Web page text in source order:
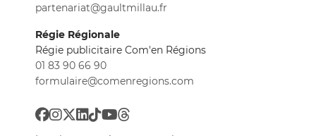
partenariat@gaultmillau.fr
Régie Régionale
Régie publicitaire Com'en Régions
01 83 90 66 90
formulaire@comenregions.com